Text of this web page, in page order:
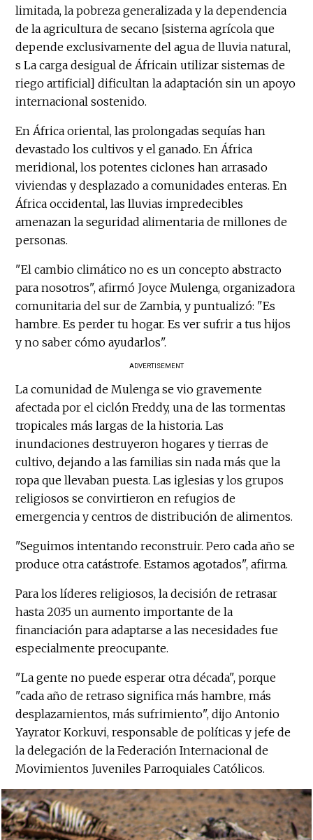
limitada, la pobreza generalizada y la dependencia
de la agricultura de secano [sistema agrícola que
depende exclusivamente del agua de lluvia natural,
s La carga desigual de Áfricain utilizar sistemas de
riego artificial] dificultan la adaptación sin un apoyo
internacional sostenido.
En África oriental, las prolongadas sequías han
devastado los cultivos y el ganado. En África
meridional, los potentes ciclones han arrasado
viviendas y desplazado a comunidades enteras. En
África occidental, las lluvias impredecibles
amenazan la seguridad alimentaria de millones de
personas.
"El cambio climático no es un concepto abstracto
para nosotros", afirmó Joyce Mulenga, organizadora
comunitaria del sur de Zambia, y puntualizó: "Es
hambre. Es perder tu hogar. Es ver sufrir a tus hijos
y no saber cómo ayudarlos".
ADVERTISEMENT
La comunidad de Mulenga se vio gravemente
afectada por el ciclón Freddy, una de las tormentas
tropicales más largas de la historia. Las
inundaciones destruyeron hogares y tierras de
cultivo, dejando a las familias sin nada más que la
ropa que llevaban puesta. Las iglesias y los grupos
religiosos se convirtieron en refugios de
emergencia y centros de distribución de alimentos.
"Seguimos intentando reconstruir. Pero cada año se
produce otra catástrofe. Estamos agotados", afirma.
Para los líderes religiosos, la decisión de retrasar
hasta 2035 un aumento importante de la
financiación para adaptarse a las necesidades fue
especialmente preocupante.
"La gente no puede esperar otra década", porque
"cada año de retraso significa más hambre, más
desplazamientos, más sufrimiento", dijo Antonio
Yayrator Korkuvi, responsable de políticas y jefe de
la delegación de la Federación Internacional de
Movimientos Juveniles Parroquiales Católicos.